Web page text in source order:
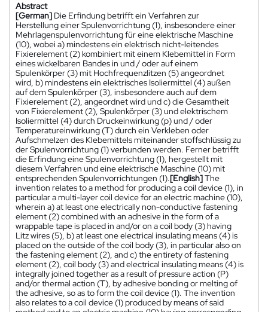
Abstract
[German] Die Erfindung betrifft ein Verfahren zur
Herstellung einer Spulenvorrichtung (1), insbesondere einer
Mehrlagenspulenvorrichtung für eine elektrische Maschine
(10), wobei a) mindestens ein elektrisch nicht-leitendes
Fixierelement (2) kombiniert mit einem Klebemittel in Form
eines wickelbaren Bandes in und / oder auf einem
Spulenkörper (3) mit Hochfrequenzlitzen (5) angeordnet
wird, b) mindestens ein elektrisches Isoliermittel (4) außen
auf dem Spulenkörper (3), insbesondere auch auf dem
Fixierelement (2), angeordnet wird und c) die Gesamtheit
von Fixierelement (2), Spulenkörper (3) und elektrischem
Isoliermittel (4) durch Druckeinwirkung (p) und / oder
Temperatureinwirkung (T) durch ein Verkleben oder
Aufschmelzen des Klebemittels miteinander stoffschlüssig zu
der Spulenvorrichtung (1) verbunden werden. Ferner betrifft
die Erfindung eine Spulenvorrichtung (1), hergestellt mit
diesem Verfahren und eine elektrische Maschine (10) mit
entsprechenden Spulenvorrichtungen (1).[English]The
invention relates to a method for producing a coil device (1), in
particular a multi-layer coil device for an electric machine (10),
wherein a) at least one electrically non-conductive fastening
element (2) combined with an adhesive in the form of a
wrappable tape is placed in and/or on a coil body (3) having
Litz wires (5), b) at least one electrical insulating means (4) is
placed on the outside of the coil body (3), in particular also on
the fastening element (2), and c) the entirety of fastening
element (2), coil body (3) and electrical insulating means (4) is
integrally joined together as a result of pressure action (P)
and/or thermal action (T), by adhesive bonding or melting of
the adhesive, so as to form the coil device (1). The invention
also relates to a coil device (1) produced by means of said